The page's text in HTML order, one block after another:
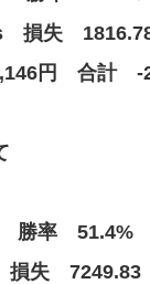
損失
円 合計 -
率 51.4%
失